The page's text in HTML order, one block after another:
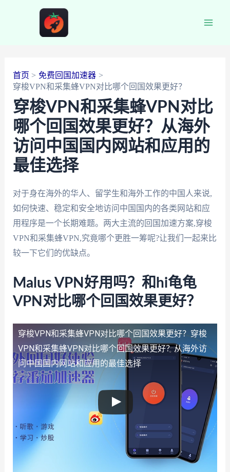
首页
免费回国加速器
穿梭VPN和采集蜂VPN对比哪个回国效果更好？
穿梭VPN和采集蜂VPN对比
哪个回国效果更好？从海外
访问中国国内网站和应用的
最佳选择
对于身在海外的华人、留学生和海外工作的中国人来说,
如何快速、稳定和安全地访问中国国内的各类网站和应
用程序是一个长期难题。两大主流的回国加速方案,穿梭
VPN和采集蜂VPN,究竟哪个更胜一筹呢?让我们一起来比
较一下它们的优缺点。
Malus VPN好用吗？和hi龟龟
VPN对比哪个回国效果更好？
穿梭VPN和采集蜂VPN对比哪个回国效果更好？ 穿梭
VPN和采集蜂VPN对比哪个回国效果更好？从海外访
问中国国内网站和应用的最佳选择